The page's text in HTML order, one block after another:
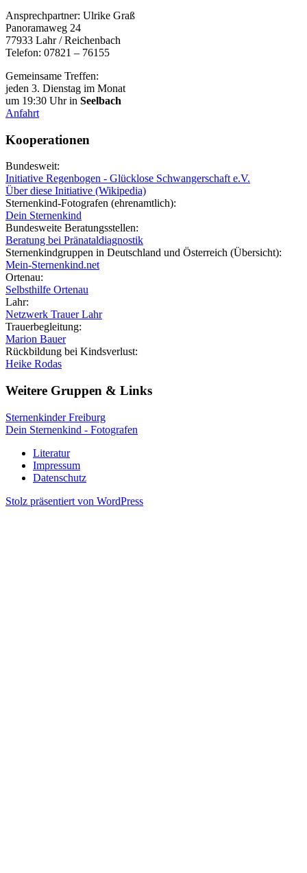
Ansprechpartner: Ulrike Graß
Panoramaweg 24
77933 Lahr / Reichenbach
Telefon: 07821 – 76155
Gemeinsame Treffen:
jeden 3. Dienstag im Monat
um 19:30 Uhr in Seelbach
Anfahrt
Kooperationen
Bundesweit:
Initiative Regenbogen - Glücklose Schwangerschaft e.V.
Über diese Initiative (Wikipedia)
Sternenkind-Fotografen (ehrenamtlich):
Dein Sternenkind
Bundesweite Beratungsstellen:
Beratung bei Pränataldiagnostik
Sternenkindgruppen in Deutschland und Österreich (Übersicht):
Mein-Sternenkind.net
Ortenau:
Selbsthilfe Ortenau
Lahr:
Netzwerk Trauer Lahr
Trauerbegleitung:
Marion Bauer
Rückbildung bei Kindsverlust:
Heike Rodas
Weitere Gruppen & Links
Sternenkinder Freiburg
Dein Sternenkind - Fotografen
Literatur
Impressum
Datenschutz
Stolz präsentiert von WordPress